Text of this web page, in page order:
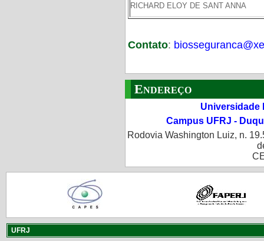
RICHARD ELOY DE SANT ANNA
Contato:
Endereço
Universidade
Campus UFRJ -
Rodovia Washington Luiz, n.
UFRJ